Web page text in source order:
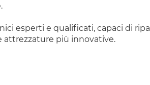
esperti e qualificati, capaci di
attrezzature più innovative.